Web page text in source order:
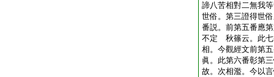
諦八苦相對二無我
世俗。第三證得世
番説。前第五番應
不定 秋篠云。此七
相。今觀經文前第
眞。此第六番彰第
故。次相濫。今以